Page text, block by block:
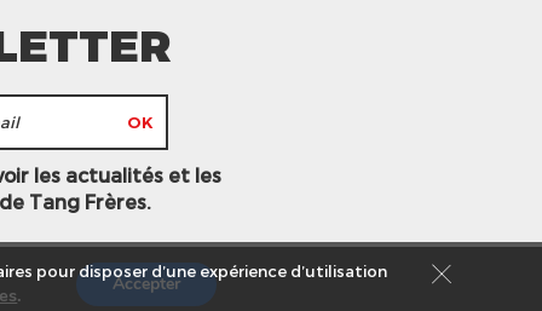
les actualités et les
Tang Frères.
légales
pour disposer d’une expérience d’utilisation
. Accepter